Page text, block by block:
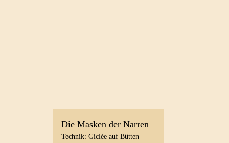
Die Masken der Narren
Technik: Giclée auf Bütten